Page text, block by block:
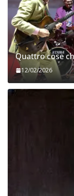
Quattro cose
12/02/2026